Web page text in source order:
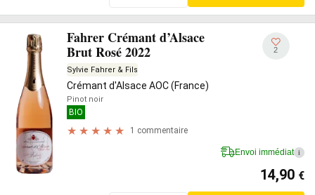
Fahrer Crémant d’Alsace
Brut Rosé 2022
Sylvie Fahrer & Fils
Crémant d'Alsace AOC (France)
Pinot noir
BIO
1 commentaire
2
Envoi immédiat i
14,90 €